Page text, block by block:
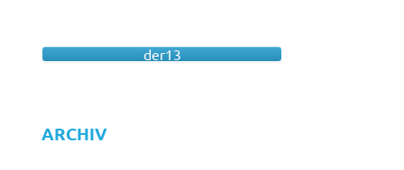
der13
ARCHIV